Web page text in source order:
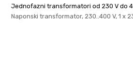
Jednofazni transformatori od 230 V do
Naponski transformator, 230..400 V, 1 x